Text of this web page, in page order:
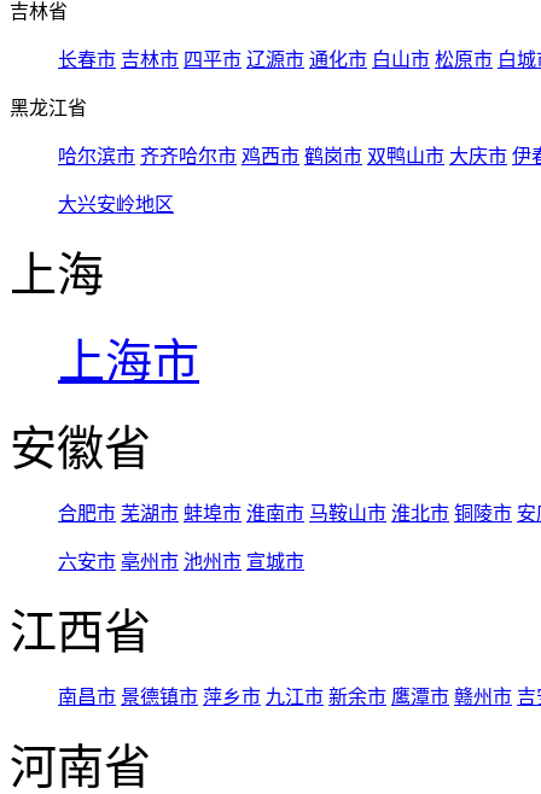
吉林省
长春市 吉林市 四平市 辽源市 通化市 白山市 松原市 白城
黑龙江省
哈尔滨市 齐齐哈尔市 鸡西市 鹤岗市 双鸭山市 大庆市 伊
大兴安岭地区
上海
上海市
安徽省
合肥市 芜湖市 蚌埠市 淮南市 马鞍山市 淮北市 铜陵市 安
六安市 亳州市 池州市 宣城市
江西省
南昌市 景德镇市 萍乡市 九江市 新余市 鹰潭市 赣州市 吉
河南省